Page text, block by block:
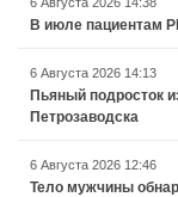
В июле пациентам
6 Августа 2026 14:13
Пьяный подросток
Петрозаводска
6 Августа 2026 12:46
Тело мужчины